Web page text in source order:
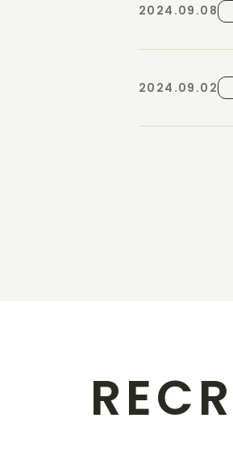
2024.09.08
2024.09.02
RECR